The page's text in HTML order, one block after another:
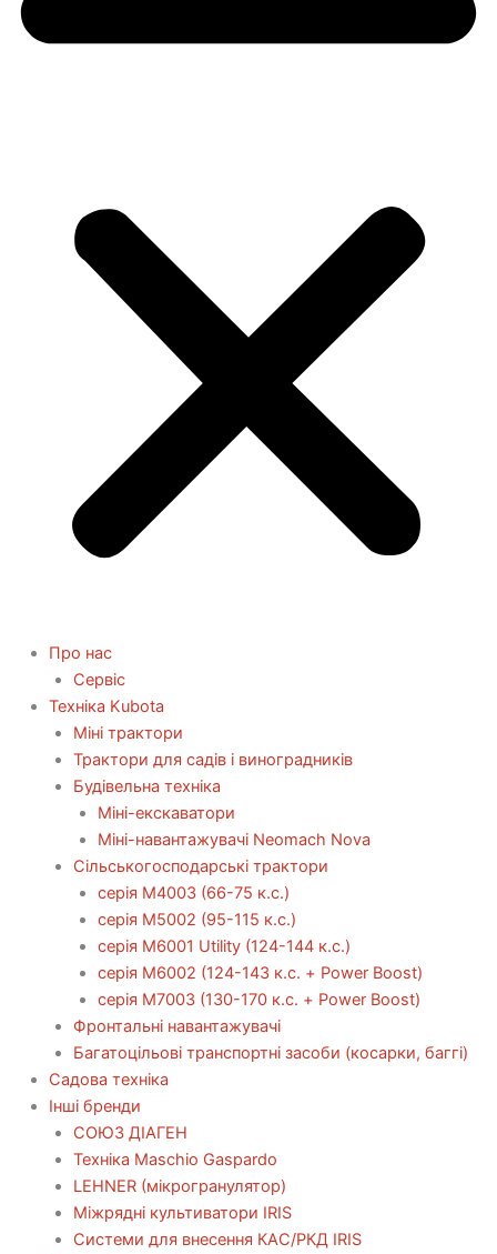
Про нас
Сервіс
Технiка Kubota
Міні трактори
Трактори для садів і виноградників
Будівельна техніка
Міні-екскаватори
Міні-навантажувачі Neomach Nova
Сільськогосподарські трактори
серія М4003 (66-75 к.с.)
серія М5002 (95-115 к.с.)
серія M6001 Utility (124-144 к.с.)
серія М6002 (124-143 к.с. + Power Boost)
серія М7003 (130-170 к.с. + Power Boost)
Фронтальні навантажувачі
Багатоцільові транспортні засоби (косарки, баггі)
Садова техніка
Інші бренди
СОЮЗ ДІАГЕН
Техніка Maschio Gaspardo
LEHNER (мікрогранулятор)
Міжрядні культиватори IRIS
Системи для внесення КАС/РКД IRIS